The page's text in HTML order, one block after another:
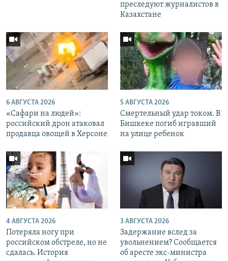
преследуют журналистов в
Казахстане
6 АВГУСТА 2026
«Cафари на людей»:
российский дрон атаковал
продавца овощей в Херсоне
5 АВГУСТА 2026
Смертельный удар током. В
Бишкеке погиб игравший
на улице ребенок
4 АВГУСТА 2026
Потеряла ногу при
российском обстреле, но не
сдалась. История
3 АВГУСТА 2026
Задержание вслед за
увольнением? Сообщается
об аресте экс-министра